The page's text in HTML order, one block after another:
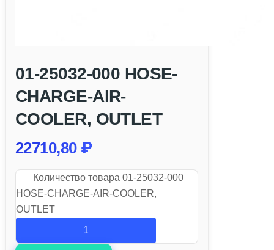
01-25032-000 HOSE-
CHARGE-AIR-
COOLER, OUTLET
22710,80 ₽
Количество товара 01-25032-000
HOSE-CHARGE-AIR-COOLER,
OUTLET